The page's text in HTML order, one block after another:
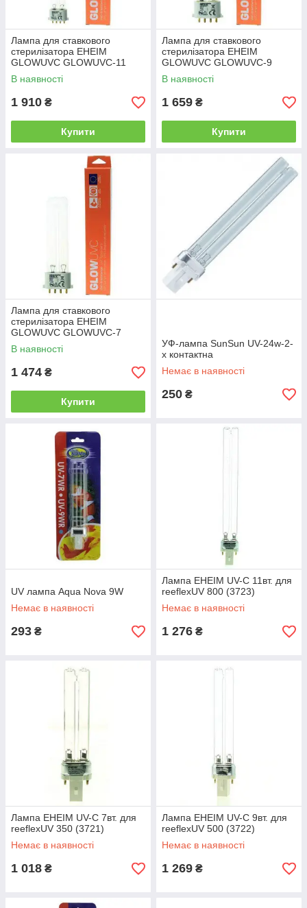
Лампа для ставкового
стерилізатора EHEIM
GLOWUVC GLOWUVC-11
В наявності
1 910 ₴
Купити
Лампа для ставкового
стерилізатора EHEIM
GLOWUVC GLOWUVC-9
В наявності
1 659 ₴
Купити
Лампа для ставкового
стерилізатора EHEIM
GLOWUVC GLOWUVC-7
В наявності
1 474 ₴
Купити
УФ-лампа SunSun UV-24w-2-
х контактна
Немає в наявності
250 ₴
UV лампа Aqua Nova 9W
Немає в наявності
293 ₴
Лампа EHEIM UV-C 11вт. для
reeflexUV 800 (3723)
Немає в наявності
1 276 ₴
Лампа EHEIM UV-C 7вт. для
reeflexUV 350 (3721)
Немає в наявності
1 018 ₴
Лампа EHEIM UV-C 9вт. для
reeflexUV 500 (3722)
Немає в наявності
1 269 ₴